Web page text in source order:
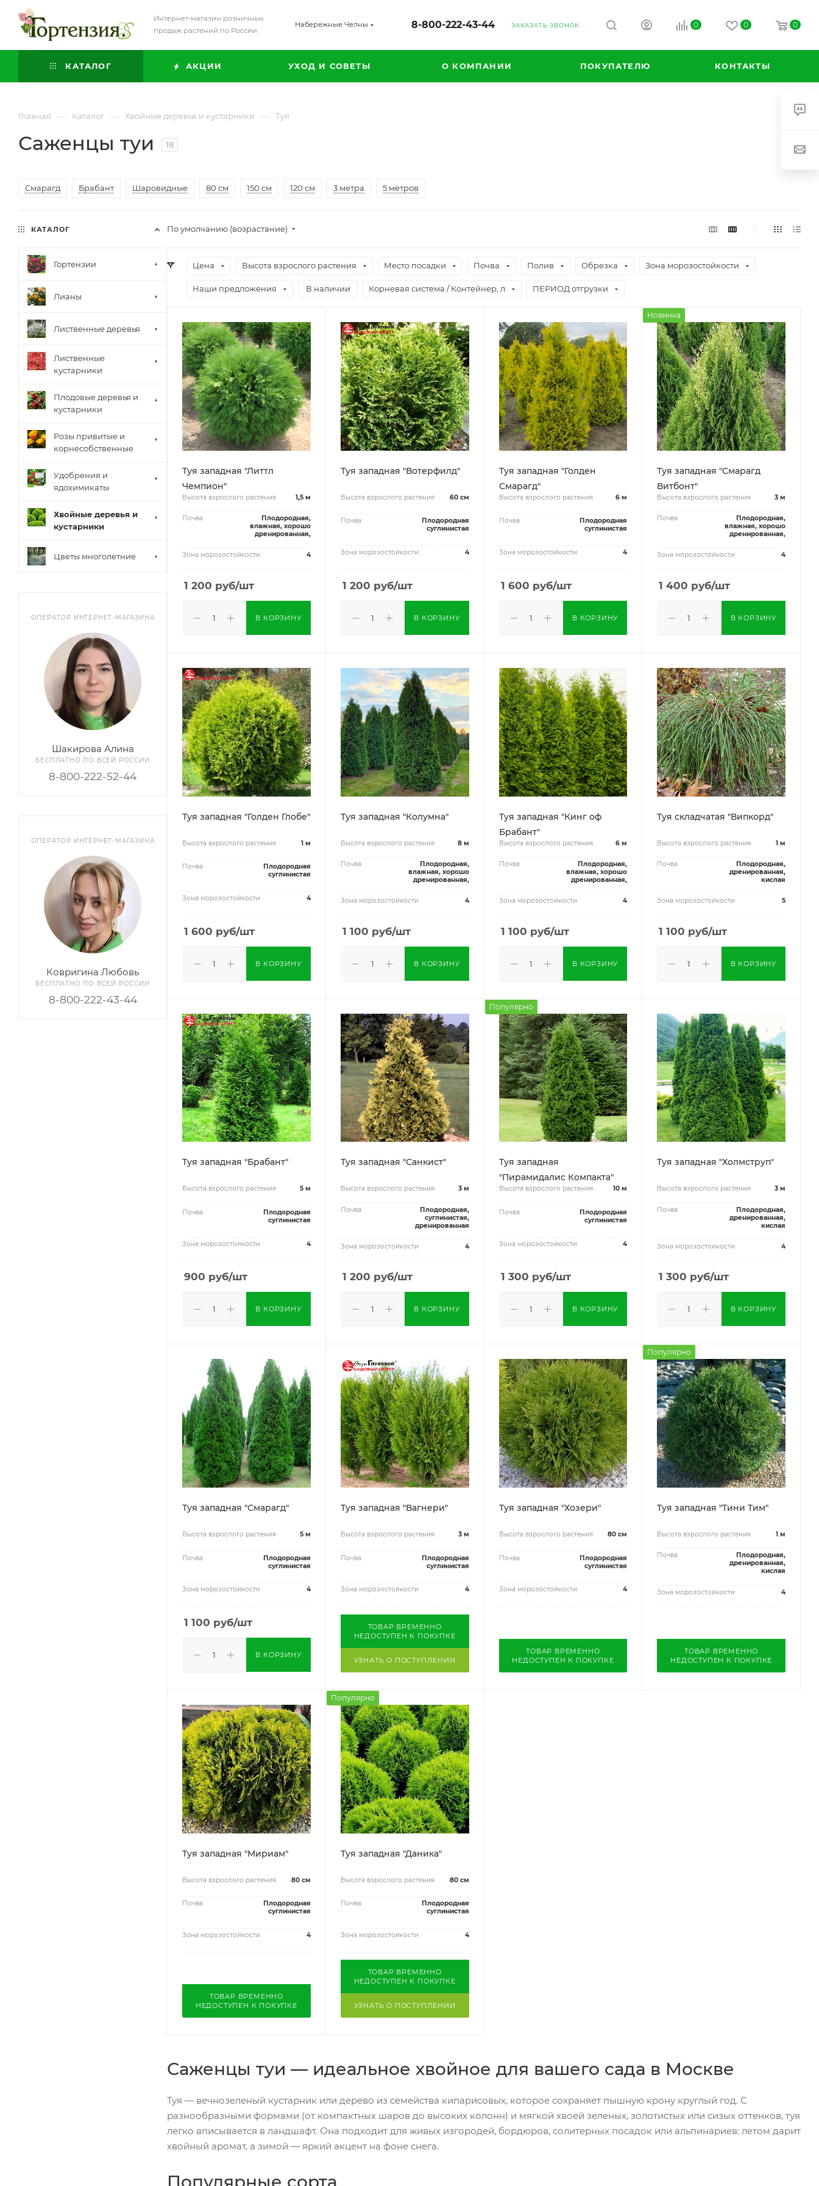
Интернет-магазин розничных
продаж растений по России
Набережные Челны 8-800-222-43-44 ЗАКАЗАТЬ ЗВОНОК 0 0 0
КАТАЛОГ АКЦИИ УХОД И СОВЕТЫ О КОМПАНИИ ПОКУПАТЕЛЮ КОНТАКТЫ
Главная — Каталог — Хвойные деревья и кустарники — Туя
Саженцы туи 18
Смарагд Брабант Шаровидные 80 см 150 см 120 см 3 метра 5 метров
По умолчанию (возрастание)
Цена Высота взрослого растения Место посадки Почва Полив Обрезка Зона морозостойкости
Наши предложения В наличии Корневая система / Контейнер, л ПЕРИОД отгрузки
Туя западная "Литтл
Чемпион"
Высота взрослого растения 1,5 м
Почва
Плодородная,
влажная, хорошо
дренированная,
Зона морозостойкости 4
1 200 руб/шт
В КОРЗИНУ
Туя западная "Вотерфилд"
Высота взрослого растения 60 см
Почва
Плодородная
суглинистая
Зона морозостойкости 4
1 200 руб/шт
В КОРЗИНУ
Туя западная "Голден
Смарагд"
Высота взрослого растения 6 м
Почва
Плодородная
суглинистая
Зона морозостойкости 4
1 600 руб/шт
В КОРЗИНУ
Новинка
Туя западная "Смарагд
Витбонт"
Высота взрослого растения 3 м
Почва
Плодородная,
влажная, хорошо
дренированная,
Зона морозостойкости 4
1 400 руб/шт
В КОРЗИНУ
Туя западная "Голден Глобе"
Высота взрослого растения 1 м
Почва
Плодородная
суглинистая
Зона морозостойкости 4
1 600 руб/шт
В КОРЗИНУ
Туя западная "Колумна"
Высота взрослого растения 8 м
Почва
Плодородная,
влажная, хорошо
дренированная,
Зона морозостойкости 4
1 100 руб/шт
В КОРЗИНУ
Туя западная "Кинг оф
Брабант"
Высота взрослого растения 6 м
Почва
Плодородная,
влажная, хорошо
дренированная,
Зона морозостойкости 4
1 100 руб/шт
В КОРЗИНУ
Туя складчатая "Випкорд"
Высота взрослого растения 1 м
Почва
Плодородная,
дренированная,
кислая
Зона морозостойкости 5
1 100 руб/шт
В КОРЗИНУ
Туя западная "Брабант"
Высота взрослого растения 5 м
Почва
Плодородная
суглинистая
Зона морозостойкости 4
900 руб/шт
В КОРЗИНУ
Туя западная "Санкист"
Высота взрослого растения 3 м
Почва
Плодородная,
суглинистая,
дренированная
Зона морозостойкости 4
1 200 руб/шт
В КОРЗИНУ
Популярно
Туя западная
"Пирамидалис Компакта"
Высота взрослого растения 10 м
Почва
Плодородная
суглинистая
Зона морозостойкости 4
1 300 руб/шт
В КОРЗИНУ
Туя западная "Холмструп"
Высота взрослого растения 3 м
Почва
Плодородная,
дренированная,
кислая
Зона морозостойкости 4
1 300 руб/шт
В КОРЗИНУ
Туя западная "Смарагд"
Высота взрослого растения 5 м
Почва
Плодородная
суглинистая
Зона морозостойкости 4
1 100 руб/шт
В КОРЗИНУ
Туя западная "Вагнери"
Высота взрослого растения 3 м
Почва
Плодородная
суглинистая
Зона морозостойкости 4
ТОВАР ВРЕМЕННО
НЕДОСТУПЕН К ПОКУПКЕ
УЗНАТЬ О ПОСТУПЛЕНИИ
Туя западная "Хозери"
Высота взрослого растения 80 см
Почва
Плодородная
суглинистая
Зона морозостойкости 4
ТОВАР ВРЕМЕННО
НЕДОСТУПЕН К ПОКУПКЕ
Популярно
Туя западная "Тини Тим"
Высота взрослого растения 1 м
Почва
Плодородная,
дренированная,
кислая
Зона морозостойкости 4
ТОВАР ВРЕМЕННО
НЕДОСТУПЕН К ПОКУПКЕ
Туя западная "Мириам"
Высота взрослого растения 80 см
Почва
Плодородная
суглинистая
Зона морозостойкости 4
ТОВАР ВРЕМЕННО
НЕДОСТУПЕН К ПОКУПКЕ
Популярно
Туя западная "Даника"
Высота взрослого растения 80 см
Почва
Плодородная
суглинистая
Зона морозостойкости 4
ТОВАР ВРЕМЕННО
НЕДОСТУПЕН К ПОКУПКЕ
УЗНАТЬ О ПОСТУПЛЕНИИ
Саженцы туи — идеальное хвойное для вашего сада в Москве
Туя — вечнозеленый кустарник или дерево из семейства кипарисовых, которое сохраняет пышную крону круглый год. С
разнообразными формами (от компактных шаров до высоких колонн) и мягкой хвоей зеленых, золотистых или сизых оттенков, туя
легко вписывается в ландшафт. Она подходит для живых изгородей, бордюров, солитерных посадок или альпинариев: летом дарит
хвойный аромат, а зимой — яркий акцент на фоне снега.
Популярные сорта
КАТАЛОГ
Гортензии
Лианы
Лиственные деревья
Лиственные
кустарники
Плодовые деревья и
кустарники
Розы привитые и
корнесобственные
Удобрения и
ядохимикаты
Хвойные деревья и
кустарники
Цветы многолетние
ОПЕРАТОР ИНТЕРНЕТ-МАГАЗИНА
Шакирова Алина
БЕСПЛАТНО ПО ВСЕЙ РОССИИ
8-800-222-52-44
ОПЕРАТОР ИНТЕРНЕТ-МАГАЗИНА
Ковригина Любовь
БЕСПЛАТНО ПО ВСЕЙ РОССИИ
8-800-222-43-44